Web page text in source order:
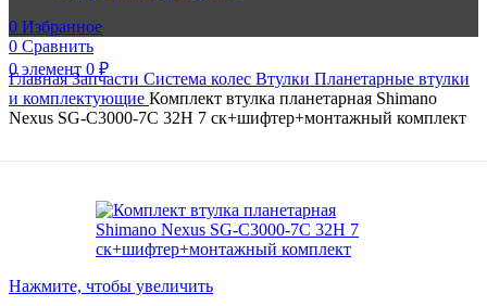
0 Избранное
0 Сравнить
0элемент 0 ₽
ГлавнаяЗапчасти Система колес Втулки Планетарные втулки
и комплектующие Комплект втулка планетарная Shimano
Nexus SG-C3000-7C 32H 7 ск+шифтер+монтажный комплект
Нажмите, чтобы увеличить